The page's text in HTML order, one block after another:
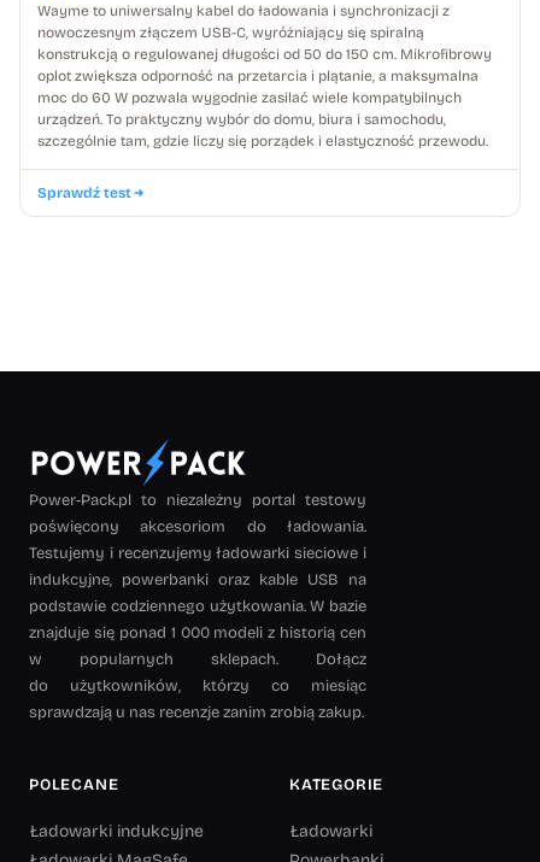
Wayme to uniwersalny kabel do ładowania i synchronizacji z
nowoczesnym złączem USB-C, wyróżniający się spiralną
konstrukcją o regulowanej długości od 50 do 150 cm. Mikrofibrowy
oplot zwiększa odporność na przetarcia i plątanie, a maksymalna
moc do 60 W pozwala wygodnie zasilać wiele kompatybilnych
urządzeń. To praktyczny wybór do domu, biura i samochodu,
szczególnie tam, gdzie liczy się porządek i elastyczność przewodu.
Sprawdź test
Power-Pack.pl to niezależny portal testowy
poświęcony akcesoriom do ładowania.
Testujemy i recenzujemy ładowarki sieciowe i
indukcyjne, powerbanki oraz kable USB na
podstawie codziennego użytkowania. W bazie
znajduje się ponad 1 000 modeli z historią cen
w popularnych sklepach. Dołącz
do użytkowników, którzy co miesiąc
sprawdzają u nas recenzje zanim zrobią zakup.
POLECANE
Ładowarki indukcyjne
KATEGORIE
Ładowarki